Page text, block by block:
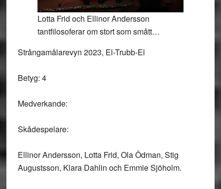
Lotta Frid och Ellinor Andersson
tantfilosoferar om stort som smått…
Strångamålarevyn 2023, El-Trubb-El
Betyg: 4
Medverkande:
Skådespelare:
Ellinor Andersson, Lotta Frid, Ola Ödman, Stig
Augustsson, Klara Dahlin och Emmie Sjöholm.